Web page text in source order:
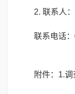
2. 联系人
联系电话
附件：1.调